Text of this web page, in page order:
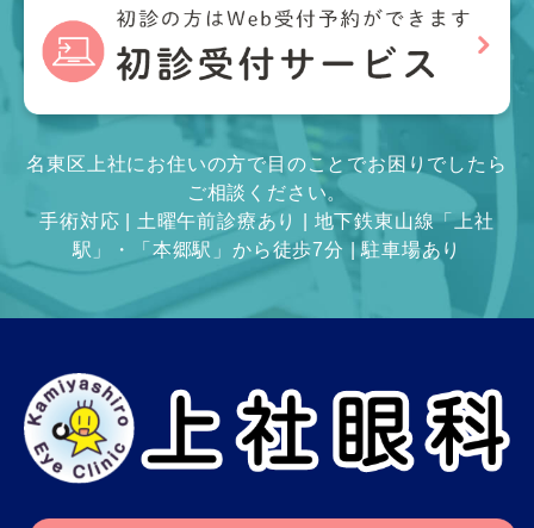
名東区上社にお住いの方で目のことでお困りでしたら
ご相談ください。
手術対応 | 土曜午前診療あり | 地下鉄東山線「上社
駅」・「本郷駅」から徒歩7分 | 駐車場あり